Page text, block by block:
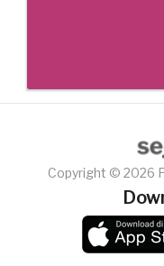
Copyright © 2026